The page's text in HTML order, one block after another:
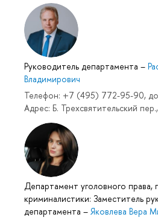
Руководитель департамента –
Владимирович
Телефон: +7 (495) 772-95-90,
Адрес: Б. Трехсвятительский
Департамент уголовного права,
криминалистики: Заместитель
департамента – Яковлева Вера